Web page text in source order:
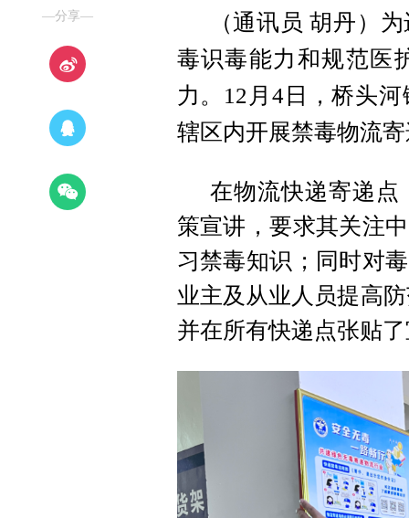
—分享— （通讯员 胡丹）
毒识毒能力和规范医
力。12月4日，桥头
辖区内开展禁毒物流
在物流快递寄递点
策宣讲，要求其关注
习禁毒知识；同时对
业主及从业人员提高
并在所有快递点张贴